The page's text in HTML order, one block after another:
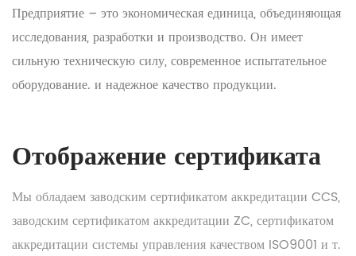
Предприятие – это экономическая единица, объединяющая
исследования, разработки и производство. Он имеет
сильную техническую силу, современное испытательное
оборудование. и надежное качество продукции.
Отображение сертификата
Мы обладаем заводским сертификатом аккредитации CCS,
заводским сертификатом аккредитации ZC, сертификатом
аккредитации системы управления качеством ISO9001 и т.